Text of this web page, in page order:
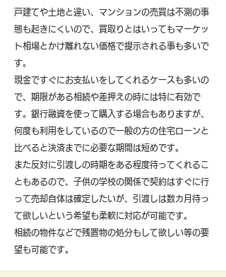
戸建てや土地と違い、マンションの売買は不測の事
態も起きにくいので、買取りとはいってもマーケッ
ト相場とかけ離れない価格で提示される事も多いで
す。
現金ですぐにお支払いをしてくれるケースも多いの
で、期限がある相続や差押えの時には特に有効で
す。銀行融資を使って購入する場合もありますが、
何度も利用をしているので一般の方の住宅ローンと
比べると決済までに必要な期間は短めです。
また反対に引渡しの時期をある程度待ってくれるこ
ともあるので、子供の学校の関係で契約はすぐに行
って売却自体は確定したいが、引渡しは数カ月待っ
て欲しいという希望も柔軟に対応が可能です。
​相続の物件などで残置物の処分もして欲しい等の要
望も可能です。